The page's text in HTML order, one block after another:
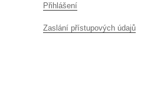
Přihlášení
Zaslání přístupových údajů